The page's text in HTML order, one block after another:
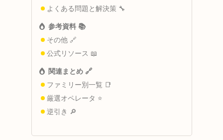
よくある問題と解決策 🔧
参考資料 📚
その他 🔗
公式リソース 📖
関連まとめ 🔗
ファミリー別一覧 📑
厳選オペレータ ⭐
逆引き 🔎